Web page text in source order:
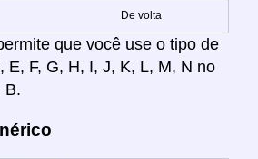
De volta
que você use o tipo de
E, F, G, H, I, J, K, L, M, N no
B.